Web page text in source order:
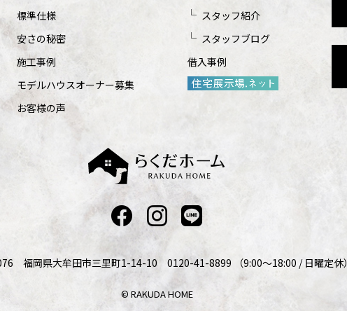
標準仕様
安さの秘密
施工事例
モデルハウスオーナー募集
お客様の声
スタッフ紹介
スタッフブログ
借入事例
福岡県大牟田市三里町1-14-10 0120-41-8899 （9:00～18:00 / 日曜定休）
© RAKUDA HOME